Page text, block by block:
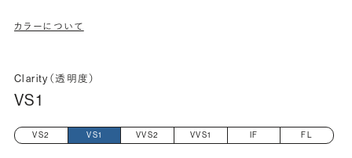
カラーについて
Clarity（透明度）
VS1
VS2 VS1 VVS2 VVS1 IF FL